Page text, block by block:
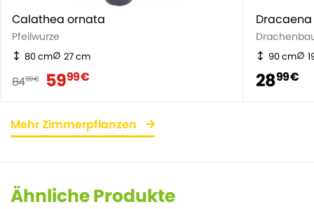
Calathea ornata
Pfeilwurze
80 cm 27 cm
8499 € 5999 €
Dracaena
90 cm
2899 €
Mehr Zimmerpflanzen
Ähnliche Produkte